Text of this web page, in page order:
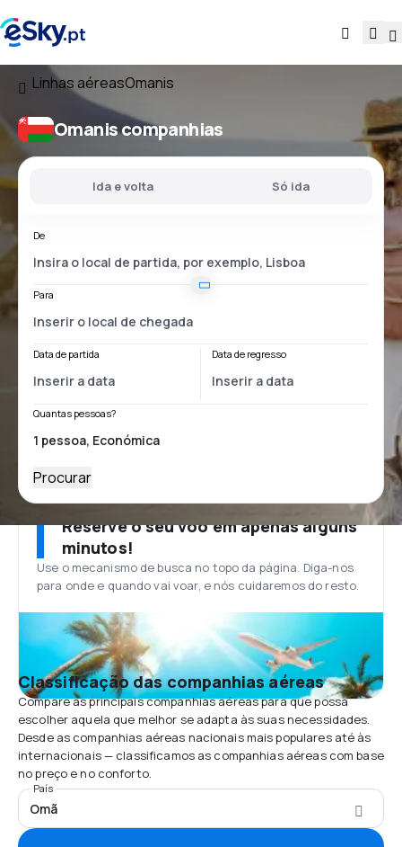
Linhas aéreasOmanis
Omanis companhias
Ida e volta Só ida
De
Para
Data de partida Data de regresso
Quantas pessoas?
Procurar
Reserve o seu voo em apenas alguns
minutos!
Use o mecanismo de busca no topo da página. Diga-nos
para onde e quando vai voar, e nós cuidaremos do resto.
Classificação das companhias aéreas
Compare as principais companhias aéreas para que possa
escolher aquela que melhor se adapta às suas necessidades.
Desde as companhias aéreas nacionais mais populares até às
internacionais — classificamos as companhias aéreas com base
no preço e no conforto.
País
Omã